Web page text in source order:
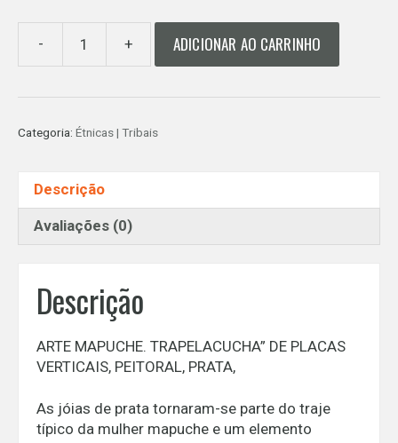
-
ARTE
TRAPELACUCHA"
PLACAS
+ ADICIONAR AO CARRINHO
Categoria: Étnicas | Tribais
Descrição
Avaliações (0)
Descrição
ARTE MAPUCHE. TRAPELACUCHA” DE PLACAS
VERTICAIS, PEITORAL, PRATA,
As jóias de prata tornaram-se parte do traje
típico da mulher mapuche e um elemento